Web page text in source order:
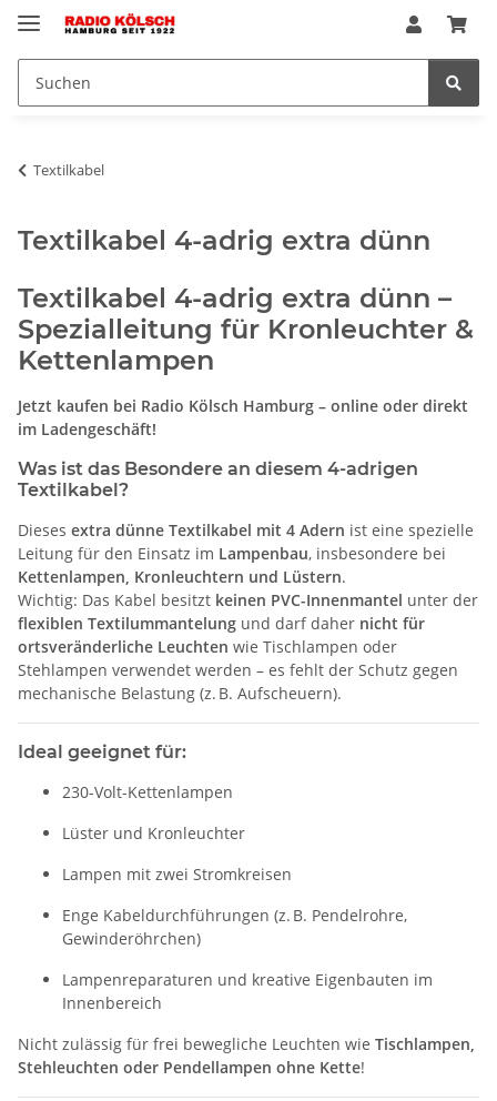
Textilkabel
Textilkabel 4-adrig extra dünn
Textilkabel 4-adrig extra dünn –
Spezialleitung für Kronleuchter &
Kettenlampen
Jetzt kaufen bei Radio Kölsch Hamburg – online oder direkt
im Ladengeschäft!
Was ist das Besondere an diesem 4-adrigen
Textilkabel?
Dieses extra dünne Textilkabel mit 4 Adern ist eine spezielle
Leitung für den Einsatz im Lampenbau, insbesondere bei
Kettenlampen, Kronleuchtern und Lüstern.
Wichtig: Das Kabel besitzt keinen PVC-Innenmantel unter der
flexiblen Textilummantelung und darf daher nicht für
ortsveränderliche Leuchten wie Tischlampen oder
Stehlampen verwendet werden – es fehlt der Schutz gegen
mechanische Belastung (z. B. Aufscheuern).
Ideal geeignet für:
230-Volt-Kettenlampen
Lüster und Kronleuchter
Lampen mit zwei Stromkreisen
Enge Kabeldurchführungen (z. B. Pendelrohre,
Gewinderöhrchen)
Lampenreparaturen und kreative Eigenbauten im
Innenbereich
Nicht zulässig für frei bewegliche Leuchten wie Tischlampen,
Stehleuchten oder Pendellampen ohne Kette!